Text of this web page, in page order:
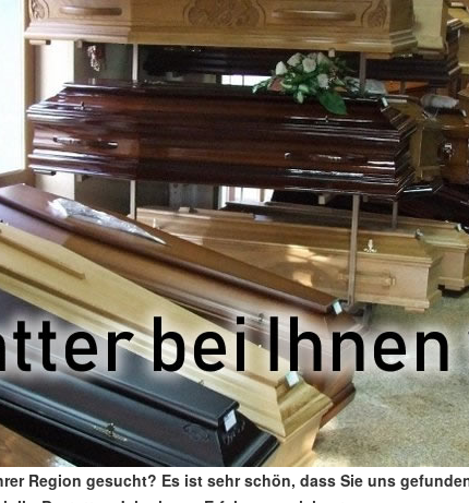
Region gesucht? Es ist sehr schön, dass Sie uns